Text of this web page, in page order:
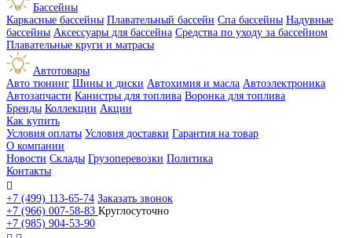
Бассейны
Каркасные бассейны Плавательный бассейн Спа бассейны Надувные
бассейны Аксессуары для бассейна Средства по уходу за бассейном
Плавательные круги и матрасы
Автотовары
Авто тюнинг Шины и диски Автохимия и масла Автоэлектроника
Автозапчасти Канистры для топлива Воронка для топлива
Бренды Коллекции Акции
Как купить
Условия оплаты Условия доставки Гарантия на товар
О компании
Новости Склады Грузоперевозки Политика
Контакты

+7 (499) 113-65-74 Заказать звонок
+7 (966) 007-58-83 Круглосуточно
+7 (985) 904-53-90